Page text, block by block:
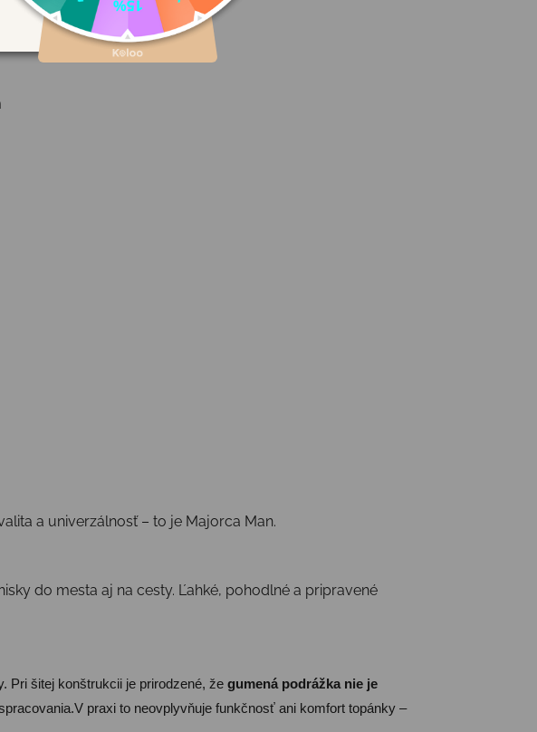
a univerzálnosť – to je Majorca Man.
do mesta aj na cesty. Ľahké, pohodlné a pripravené
Pri šitej konštrukcii je prirodzené, že gumená podrážka nie je
praxi to neovplyvňuje funkčnosť ani komfort topánky –